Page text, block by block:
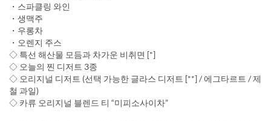
・스파클링 와인
・생맥주
・우롱차
・오렌지 주스
◇ 특선 해산물 모듬과 차가운 비취면 [*]
◇ 오늘의 찐 디저트 3종
◇ 오리지널 디저트 (선택 가능한 글라스 디저트 [**] / 에그타르트 / 제
철 과일)
◇ 카류 오리지널 블렌드 티 “미피소사이차”